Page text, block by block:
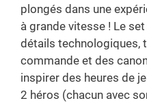
plongés dans une
à grande vitesse ! Le
détails technologiques,
commande et des
inspirer des heures de
2 héros (chacun avec